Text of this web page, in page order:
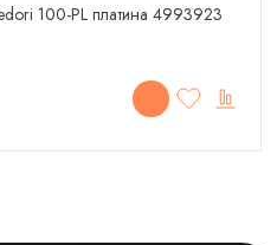
100-PL платина 4993923